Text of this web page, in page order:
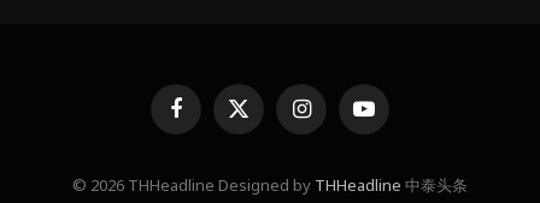
FacebookX
(Twitter)
InstagramYouTube
© 2026 THHeadline Designed by THHeadline 中泰头条